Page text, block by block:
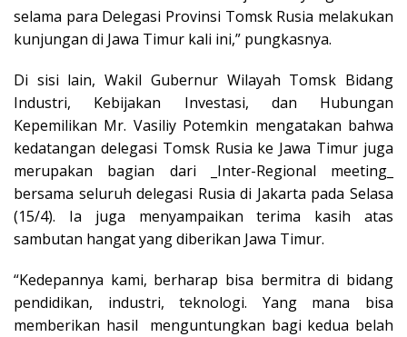
selama para Delegasi Provinsi Tomsk Rusia melakukan
kunjungan di Jawa Timur kali ini,” pungkasnya.
Di sisi lain, Wakil Gubernur Wilayah Tomsk Bidang
Industri, Kebijakan Investasi, dan Hubungan
Kepemilikan Mr. Vasiliy Potemkin mengatakan bahwa
kedatangan delegasi Tomsk Rusia ke Jawa Timur juga
merupakan bagian dari _Inter-Regional meeting_
bersama seluruh delegasi Rusia di Jakarta pada Selasa
(15/4). Ia juga menyampaikan terima kasih atas
sambutan hangat yang diberikan Jawa Timur.
“Kedepannya kami, berharap bisa bermitra di bidang
pendidikan, industri, teknologi. Yang mana bisa
memberikan hasil menguntungkan bagi kedua belah